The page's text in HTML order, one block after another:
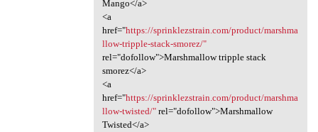
Mango</a>
<a
href="https://sprinklezstrain.com/product/marshma
llow-tripple-stack-smorez/"
rel="dofollow">Marshmallow tripple stack
smorez</a>
<a
href="https://sprinklezstrain.com/product/marshma
llow-twisted/"rel="dofollow">Marshmallow
Twisted</a>